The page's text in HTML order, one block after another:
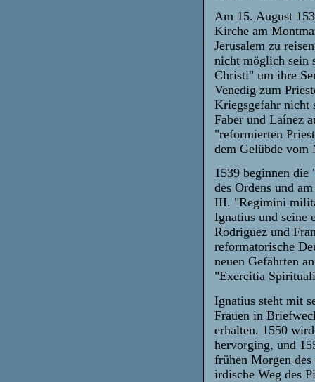
Am 15. August
Kirche am
Jerusalem zu
nicht möglich sein
Christi" um ihre
Venedig zum
Kriegsgefahr nicht
Faber und Laínez
"reformierten
dem Gelübde vom
1539 beginnen die
des Ordens und
III. "Regimini
Ignatius und seine
Rodriguez und
reformatorische
neuen Gefährten
"Exercitia
Ignatius steht mit
Frauen in
erhalten. 1550
hervorging, und
frühen Morgen
irdische Weg des